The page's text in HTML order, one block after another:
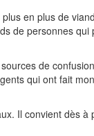
en plus de
de personnes
de
qui ont fait
Il convient dès